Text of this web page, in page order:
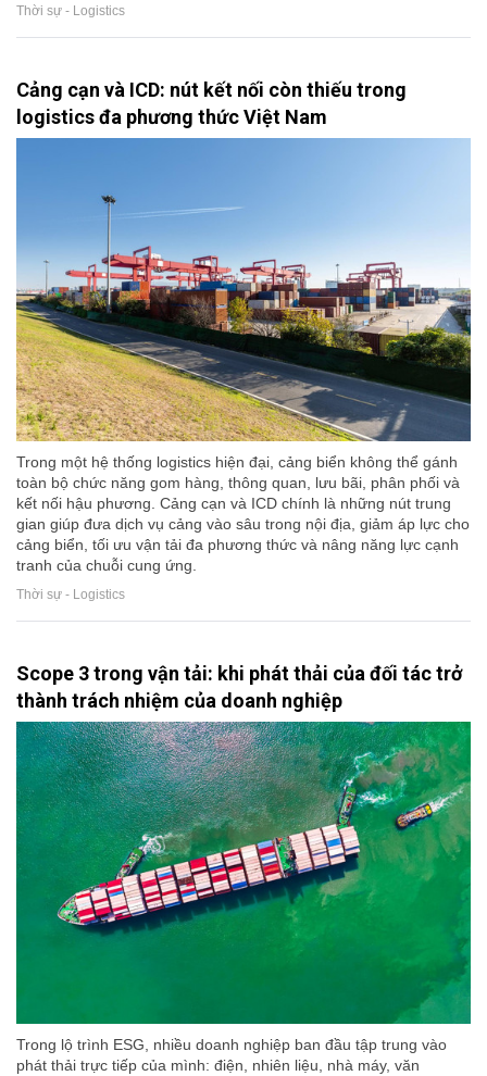
Thời sự - Logistics
Cảng cạn và ICD: nút kết nối còn thiếu trong
logistics đa phương thức Việt Nam
Trong một hệ thống logistics hiện đại, cảng biển không thể gánh
toàn bộ chức năng gom hàng, thông quan, lưu bãi, phân phối và
kết nối hậu phương. Cảng cạn và ICD chính là những nút trung
gian giúp đưa dịch vụ cảng vào sâu trong nội địa, giảm áp lực cho
cảng biển, tối ưu vận tải đa phương thức và nâng năng lực cạnh
tranh của chuỗi cung ứng.
Thời sự - Logistics
Scope 3 trong vận tải: khi phát thải của đối tác trở
thành trách nhiệm của doanh nghiệp
Trong lộ trình ESG, nhiều doanh nghiệp ban đầu tập trung vào
phát thải trực tiếp của mình: điện, nhiên liệu, nhà máy, văn